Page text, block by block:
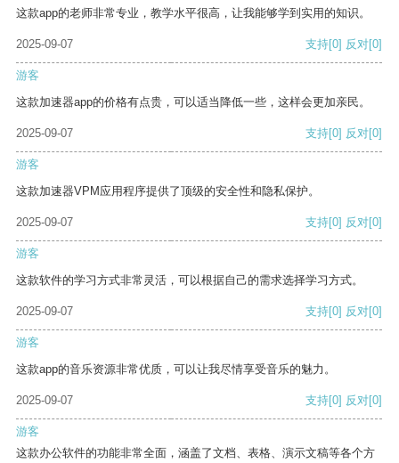
这款app的老师非常专业，教学水平很高，让我能够学到实用的知识。
2025-09-07 支持[0] 反对[0]
游客
这款加速器app的价格有点贵，可以适当降低一些，这样会更加亲民。
2025-09-07 支持[0] 反对[0]
游客
这款加速器VPM应用程序提供了顶级的安全性和隐私保护。
2025-09-07 支持[0] 反对[0]
游客
这款软件的学习方式非常灵活，可以根据自己的需求选择学习方式。
2025-09-07 支持[0] 反对[0]
游客
这款app的音乐资源非常优质，可以让我尽情享受音乐的魅力。
2025-09-07 支持[0] 反对[0]
游客
这款办公软件的功能非常全面，涵盖了文档、表格、演示文稿等各个方